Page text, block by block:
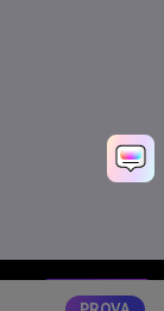
Genera ora